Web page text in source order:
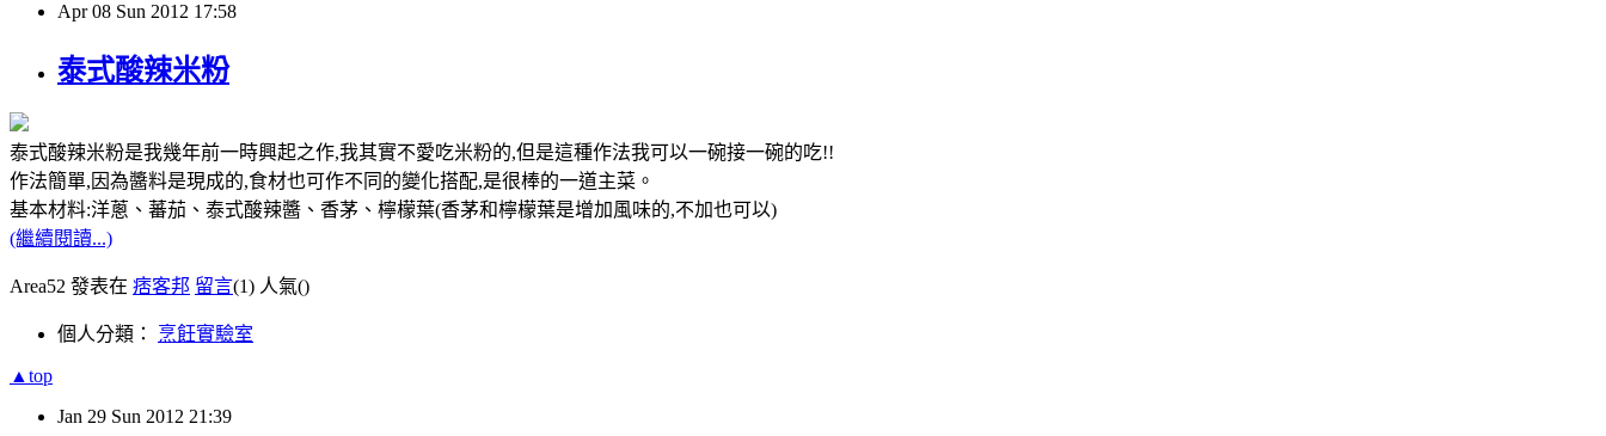
Apr 08 Sun 2012 17:58
泰式酸辣米粉
泰式酸辣米粉是我幾年前一時興起之作,我其實不愛吃米粉的,但是這種作法我可以一碗接一碗的吃!!
作法簡單,因為醬料是現成的,食材也可作不同的變化搭配,是很棒的一道主菜。
基本材料:洋蔥、蕃茄、泰式酸辣醬、香茅、檸檬葉(香茅和檸檬葉是增加風味的,不加也可以)
(繼續閱讀...)
Area52 發表在 痞客邦 留言(1) 人氣()
個人分類： 烹飪實驗室
▲top
Jan 29 Sun 2012 21:39